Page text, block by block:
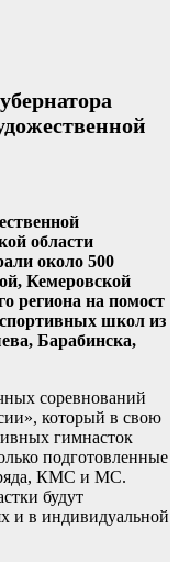
области
около 500
Кемеровской
региона на помост
школ из
Барабинска,
соревнований
который в свою
гимнасток
подготовленные
КМС и МС.
будут
и в индивидуальной